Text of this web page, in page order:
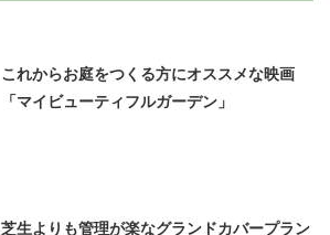
これからお庭をつくる方にオススメな映画
「マイビューティフルガーデン」
芝生よりも管理が楽なグランドカバープラン